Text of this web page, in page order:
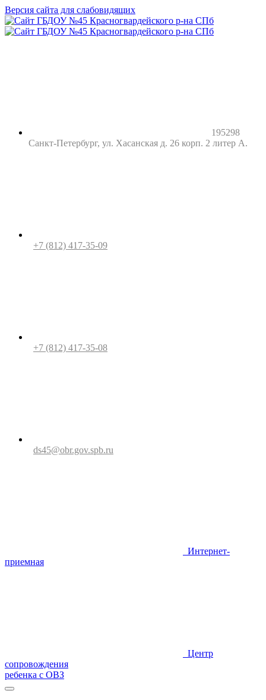
Версия сайта для слабовидящих
195298
Санкт-Петербург, ул. Хасанская д. 26 корп. 2 литер А.
+7 (812) 417-35-09
+7 (812) 417-35-08
ds45@obr.gov.spb.ru
Интернет-
приемная
Центр
сопровождения
ребенка с ОВЗ